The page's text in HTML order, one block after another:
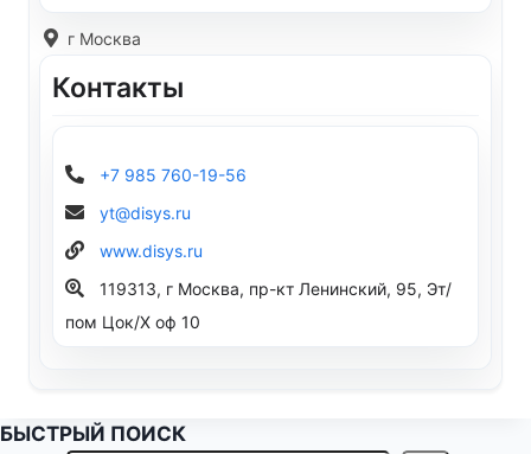
г Москва
Контакты
+7 985 760-19-56
yt@disys.ru
www.disys.ru
119313, г Москва, пр-кт Ленинский, 95, Эт/
пом Цок/X оф 10
БЫСТРЫЙ ПОИСК